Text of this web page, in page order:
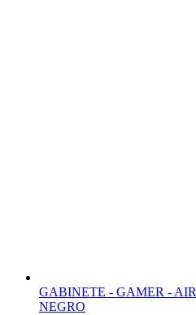
GABINETE - GAMER -
NEGRO